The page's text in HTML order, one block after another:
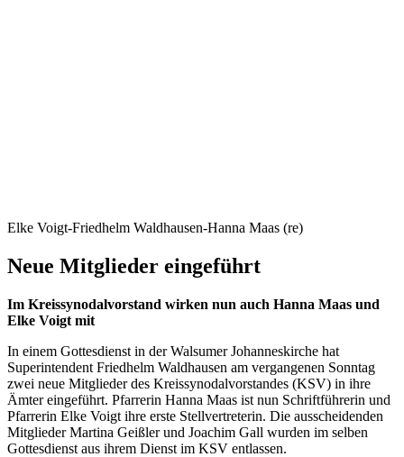
Elke Voigt-Friedhelm Waldhausen-Hanna Maas (re)
Neue Mitglieder eingeführt
Im Kreissynodalvorstand wirken nun auch Hanna Maas und
Elke Voigt mit
In einem Gottesdienst in der Walsumer Johanneskirche hat
Superintendent Friedhelm Waldhausen am vergangenen Sonntag
zwei neue Mitglieder des Kreissynodalvorstandes (KSV) in ihre
Ämter eingeführt. Pfarrerin Hanna Maas ist nun Schriftführerin und
Pfarrerin Elke Voigt ihre erste Stellvertreterin. Die ausscheidenden
Mitglieder Martina Geißler und Joachim Gall wurden im selben
Gottesdienst aus ihrem Dienst im KSV entlassen.